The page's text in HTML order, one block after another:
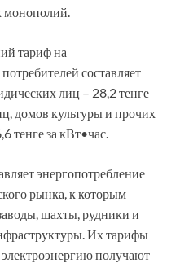
монополий.
тариф на
составляет
лиц – 28,2 тенге
домов культуры и прочих
тенге за кВт•час.
энергопотребление
рынка, к которым
шахты, рудники и
Их тарифы
получают